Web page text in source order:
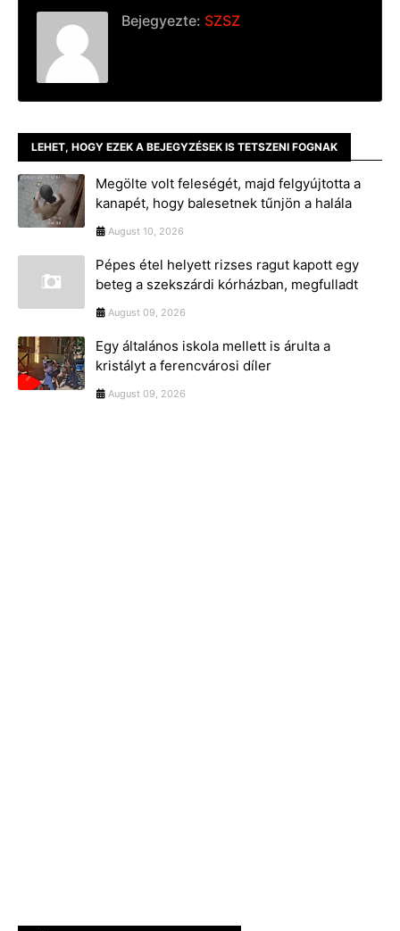
Bejegyezte: SZSZ
LEHET, HOGY EZEK A BEJEGYZÉSEK IS TETSZENI FOGNAK
Megölte volt feleségét, majd felgyújtotta a
kanapét, hogy balesetnek tűnjön a halála
August 10, 2026
Pépes étel helyett rizses ragut kapott egy
beteg a szekszárdi kórházban, megfulladt
August 09, 2026
Egy általános iskola mellett is árulta a
kristályt a ferencvárosi díler
August 09, 2026